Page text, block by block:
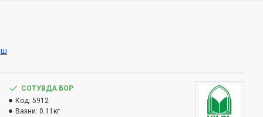
СОТУВДА БОР
Код: 5912
Вазни: 0.11кг